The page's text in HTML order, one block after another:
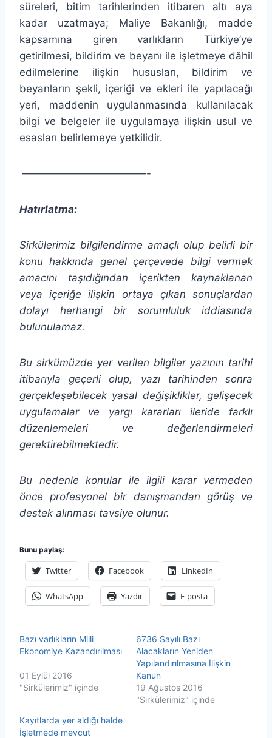
süreleri, bitim tarihlerinden itibaren altı aya
kadar uzatmaya; Maliye Bakanlığı, madde
kapsamına giren varlıkların Türkiye’ye
getirilmesi, bildirim ve beyanı ile işletmeye dâhil
edilmelerine ilişkin hususları, bildirim ve
beyanların şekli, içeriği ve ekleri ile yapılacağı
yeri, maddenin uygulanmasında kullanılacak
bilgi ve belgeler ile uygulamaya ilişkin usul ve
esasları belirlemeye yetkilidir.
————————————-
Hatırlatma:
Sirkülerimiz bilgilendirme amaçlı olup belirli bir
konu hakkında genel çerçevede bilgi vermek
amacını taşıdığından içerikten
kaynaklanan
veya içeriğe ilişkin ortaya çıkan sonuçlardan
dolayı herhangi bir sorumluluk iddiasında
bulunulamaz.
Bu sirkümüzde yer verilen bilgiler yazının tarihi
itibarıyla geçerli olup, yazı tarihinden sonra
gerçekleşebilecek yasal değişiklikler, gelişecek
uygulamalar ve yargı kararları ileride farklı
düzenlemeleri ve değerlendirmeleri
gerektirebilmektedir.
Bu nedenle konular ile ilgili karar vermeden
önce profesyonel bir danışmandan görüş ve
destek alınması tavsiye olunur.
Bunu paylaş:
Twitter Facebook LinkedIn
WhatsApp Yazdır E-posta
Bazı varlıkların Milli
Ekonomiye Kazandırılması
01 Eylül 2016
"Sirkülerimiz" içinde
6736 Sayılı Bazı
Alacakların Yeniden
Yapılandırılmasına İlişkin
Kanun
19 Ağustos 2016
"Sirkülerimiz" içinde
Kayıtlarda yer aldığı halde
İşletmede mevcut